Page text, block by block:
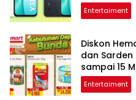
Entertaiment
Diskon
dan Sarden
sampai 15
Entertaiment